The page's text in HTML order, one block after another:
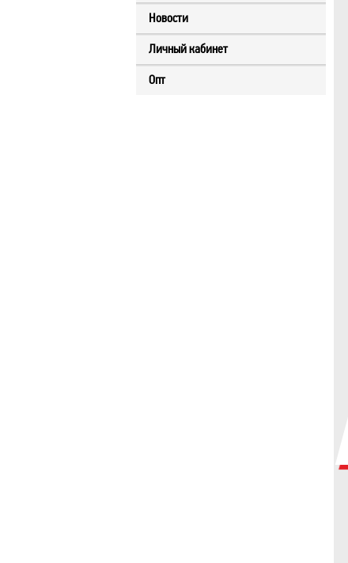
Новости
Личный кабинет
Опт